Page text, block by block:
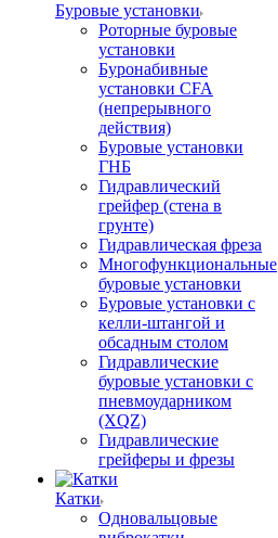
Буровые установки
Роторные буровые
установки
Буронабивные
установки CFA
(непрерывного
действия)
Буровые установки
ГНБ
Гидравлический
грейфер (стена в
грунте)
Гидравлическая фреза
Многофункциональные
буровые установки
Буровые установки с
келли-штангой и
обсадным столом
Гидравлические
буровые установки с
пневмоударником
(XQZ)
Гидравлические
грейферы и фрезы
Катки
Одновальцовые